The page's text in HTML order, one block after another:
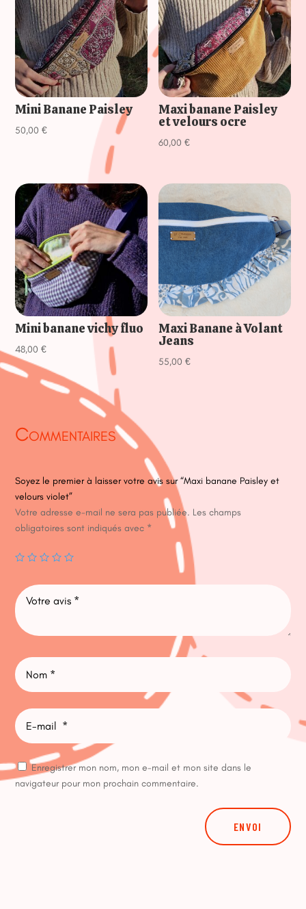
Mini Banane Paisley
50,00€
Maxi banane Paisley
et velours ocre
60,00€
Mini banane vichy fluo
48,00€
Maxi Banane à Volant
Jeans
55,00€
Commentaires
Soyez le premier à laisser votre avis sur “Maxi banane Paisley et
velours violet”
Votre adresse e-mail ne sera pas publiée. Les champs
obligatoires sont indiqués avec *
Enregistrer mon nom, mon e-mail et mon site dans le
navigateur pour mon prochain commentaire.
ENVOI